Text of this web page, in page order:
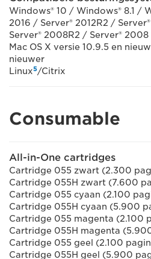
Windows® 10 / Windows® 8.1 /
2016 / Server® 2012R2 /
Server® 2008R2 / Server® 2008
Mac OS X versie 10.9.5 en
nieuwer
Linux5/Citrix
Consumable
All-in-One cartridges
Cartridge 055 zwart (2.300
Cartridge 055H zwart (7.600
Cartridge 055 cyaan (2.100
Cartridge 055H cyaan (5.900
Cartridge 055 magenta (2.100
Cartridge 055H magenta
Cartridge 055 geel (2.100
Cartridge 055H geel (5.900